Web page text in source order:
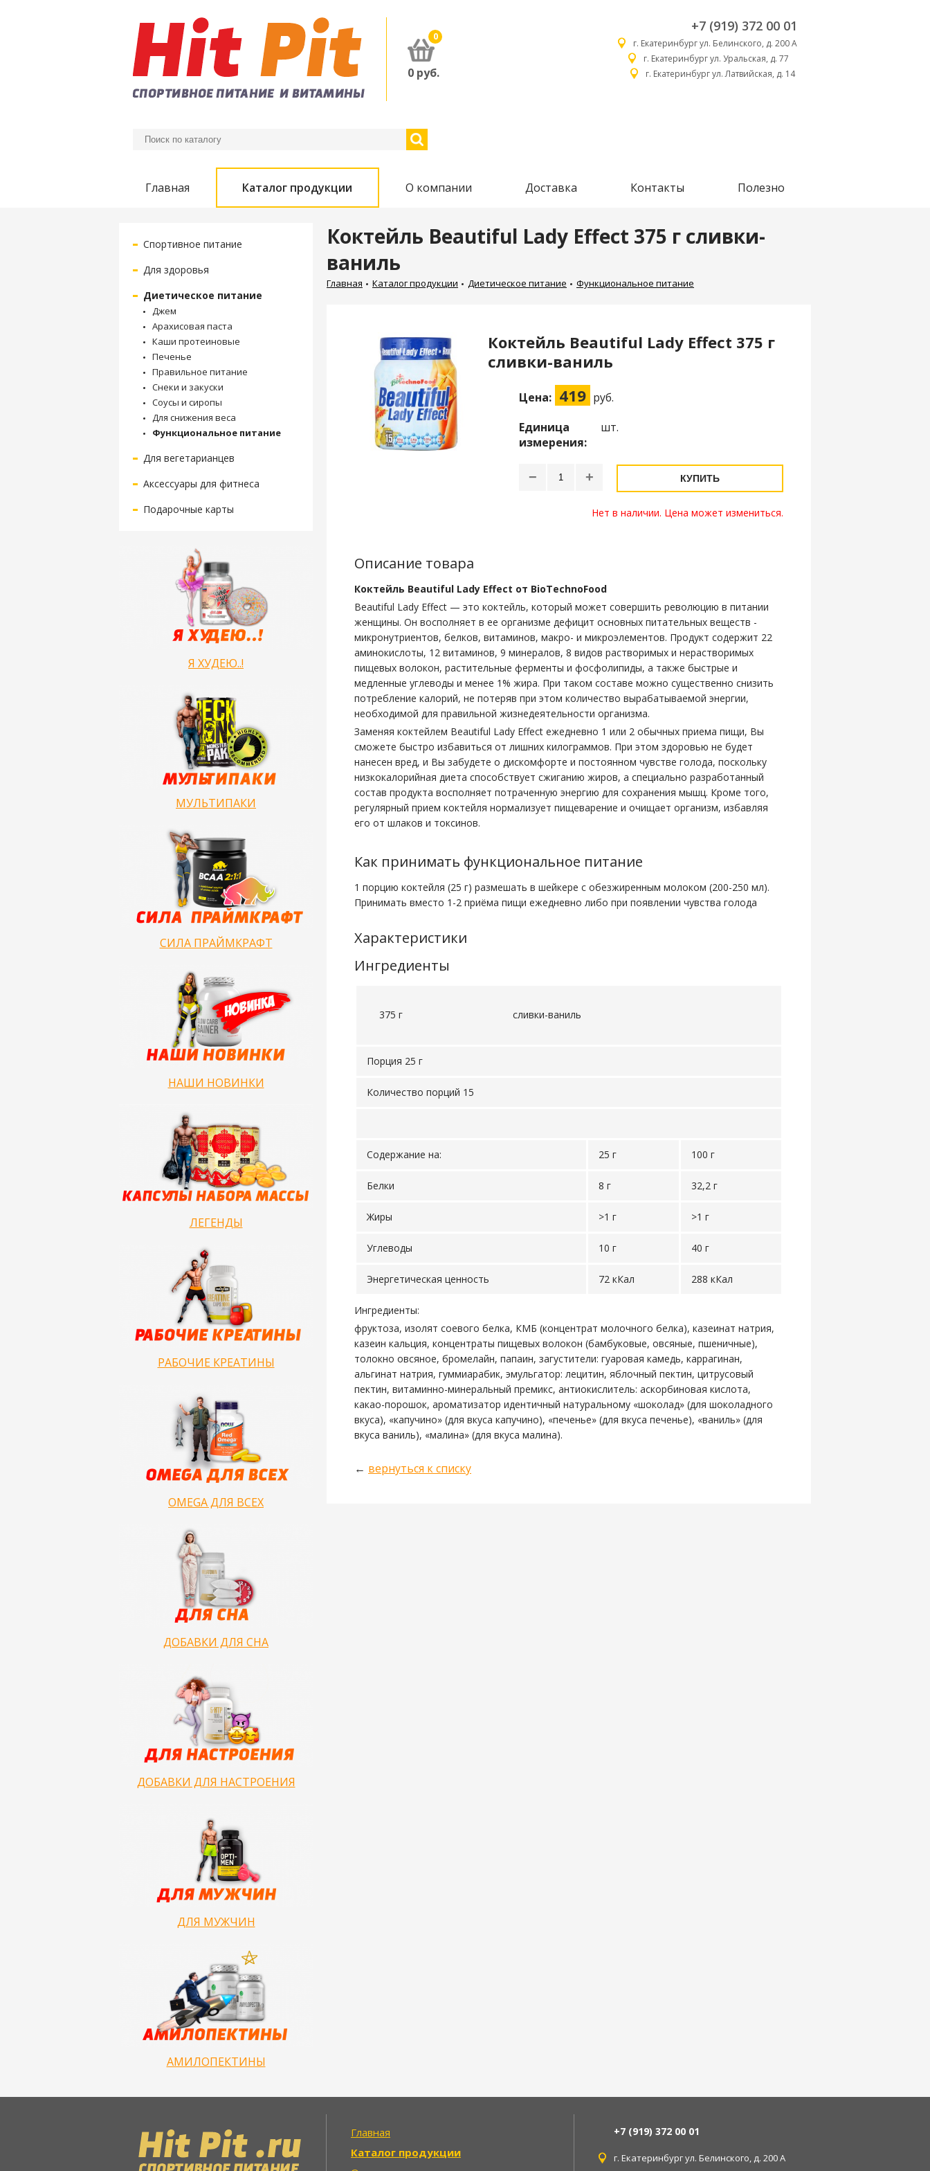
0
0 руб.
+7 (919) 372 00 01
г. Екатеринбург ул. Белинского, д. 200 А
г. Екатеринбург ул. Уральская, д. 77
г. Екатеринбург ул. Латвийская, д. 14
Главная Каталог продукции О компании Доставка Контакты Полезно
Спортивное питание
Для здоровья
Диетическое питание
Джем
Арахисовая паста
Каши протеиновые
Печенье
Правильное питание
Снеки и закуски
Соусы и сиропы
Для снижения веса
Функциональное питание
Для вегетарианцев
Аксессуары для фитнеса
Подарочные карты
Я ХУДЕЮ..!
МУЛЬТИПАКИ
СИЛА ПРАЙМКРАФТ
НАШИ НОВИНКИ
ЛЕГЕНДЫ
РАБОЧИЕ КРЕАТИНЫ
OMEGA ДЛЯ ВСЕХ
ДОБАВКИ ДЛЯ СНА
ДОБАВКИ ДЛЯ НАСТРОЕНИЯ
ДЛЯ МУЖЧИН
АМИЛОПЕКТИНЫ
Коктейль Beautiful Lady Effect 375 г сливки-
ваниль
Главная Каталог продукции Диетическое питание Функциональное питание
Коктейль Beautiful Lady Effect 375 г
сливки-ваниль
Цена: 419 руб.
Единица
измерения:
шт.
− + КУПИТЬ
Нет в наличии. Цена может измениться.
Описание товара
Коктейль Beautiful Lady Effect от BioTechnoFood
Beautiful Lady Effect — это коктейль, который может совершить революцию в питании
женщины. Он восполняет в ее организме дефицит основных питательных веществ -
микронутриентов, белков, витаминов, макро- и микроэлементов. Продукт содержит 22
аминокислоты, 12 витаминов, 9 минералов, 8 видов растворимых и нерастворимых
пищевых волокон, растительные ферменты и фосфолипиды, а также быстрые и
медленные углеводы и менее 1% жира. При таком составе можно существенно снизить
потребление калорий, не потеряв при этом количество вырабатываемой энергии,
необходимой для правильной жизнедеятельности организма.
Заменяя коктейлем Beautiful Lady Effect ежедневно 1 или 2 обычных приема пищи, Вы
сможете быстро избавиться от лишних килограммов. При этом здоровью не будет
нанесен вред, и Вы забудете о дискомфорте и постоянном чувстве голода, поскольку
низкокалорийная диета способствует сжиганию жиров, а специально разработанный
состав продукта восполняет потраченную энергию для сохранения мышц. Кроме того,
регулярный прием коктейля нормализует пищеварение и очищает организм, избавляя
его от шлаков и токсинов.
Как принимать функциональное питание
1 порцию коктейля (25 г) размешать в шейкере с обезжиренным молоком (200-250 мл).
Принимать вместо 1-2 приёма пищи ежедневно либо при появлении чувства голода
Характеристики
Ингредиенты
375 г сливки-ваниль
Порция 25 г
Количество порций 15
Содержание на: 25 г 100 г
Белки 8 г 32,2 г
Жиры >1 г >1 г
Углеводы 10 г 40 г
Энергетическая ценность 72 кКал 288 кКал
Ингредиенты:
фруктоза, изолят соевого белка, КМБ (концентрат молочного белка), казеинат натрия,
казеин кальция, концентраты пищевых волокон (бамбуковые, овсяные, пшеничные),
толокно овсяное, бромелайн, папаин, загустители: гуаровая камедь, каррагинан,
альгинат натрия, гуммиарабик, эмульгатор: лецитин, яблочный пектин, цитрусовый
пектин, витаминно-минеральный премикс, антиокислитель: аскорбиновая кислота,
какао-порошок, ароматизатор идентичный натуральному «шоколад» (для шоколадного
вкуса), «капучино» (для вкуса капучино), «печенье» (для вкуса печенье), «ваниль» (для
вкуса ваниль), «малина» (для вкуса малина).
← вернуться к списку
Главная
Каталог продукции
+7 (919) 372 00 01
г. Екатеринбург ул. Белинского, д. 200 А